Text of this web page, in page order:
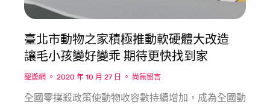
臺北市動物之家積極推動軟硬體大改造
讓毛小孩變好變乖 期待更快找到家
寵遊網 2020 年 10 月 27 日 尚無留言
全國零撲殺政策使動物收容數持續增加，成為全國動